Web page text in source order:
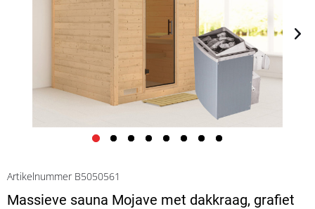
Artikelnummer B5050561
Massieve sauna Mojave met dakkraag, grafiet